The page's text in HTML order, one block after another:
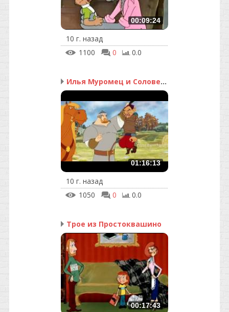
00:09:24
10 г. назад
1100
0 0.0
Илья Муромец и Соловей ...
01:16:13
10 г. назад
1050
0 0.0
Трое из Простоквашино
00:17:43